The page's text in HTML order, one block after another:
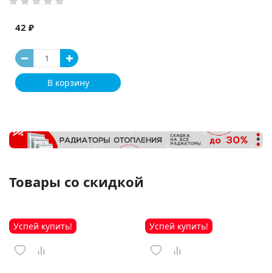
42 ₽
В корзину
Товары со скидкой
Успей купить! Успей купить!